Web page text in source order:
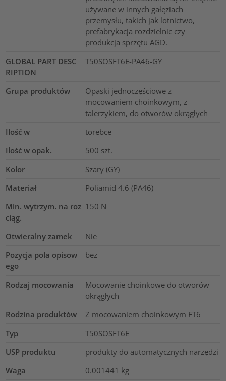
używane w innych gałęziach
przemysłu, takich jak lotnictwo,
prefabrykacja rozdzielnic czy
produkcja sprzętu AGD.
GLOBAL PART DESC
RIPTION
T50SOSFT6E-PA46-GY
Grupa produktów
Opaski jednoczęściowe z
mocowaniem choinkowym, z
talerzykiem, do otworów okrągłych
Ilość w
torebce
Ilość w opak.
500 szt.
Kolor
Szary (GY)
Materiał
Poliamid 4.6 (PA46)
Min. wytrzym. na roz
ciąg.
150 N
Otwieralny zamek
Nie
Pozycja pola opisow
ego
bez
Rodzaj mocowania
Mocowanie choinkowe do otworów
okrągłych
Rodzina produktów
Z mocowaniem choinkowym FT6
Typ
T50SOSFT6E
USP produktu
produkty do automatycznych narzędzi
Waga
0.001441 kg